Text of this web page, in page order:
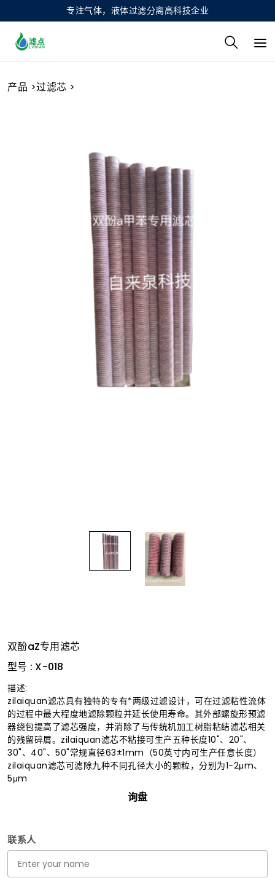
专注气体，液体过滤分离高科技企业
产品 >过滤芯 >
双酚aZ专用滤芯
型号 : X-018
描述:
zilaiquan滤芯具有独特的专有*两级过滤设计，可在过滤粘性流体
的过程中最大程度地滤除颗粒并延长使用寿命。其外部螺旋形预滤
器绕包提高了滤芯强度，并消除了与传统机加工树脂粘结滤芯相关
的残留碎屑。zilaiquan滤芯不粘接可生产五种长度10"、20"、
30"、40"、50"常规直径63±1mm（50英寸内可生产任意长度）
zilaiquan滤芯可滤除九种不同孔径大小的颗粒，分别为1-2μm、
5μm
询盘
联系人